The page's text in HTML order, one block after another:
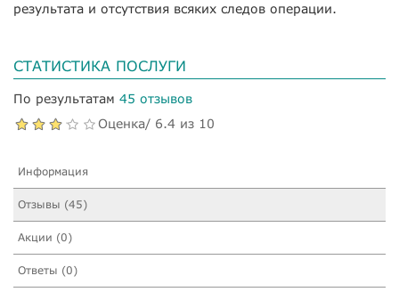
результата и отсутствия всяких следов операции.
СТАТИСТИКА ПОСЛУГИ
По результатам 45 отзывов
Оценка/ 6.4 из 10
Информация
Отзывы (45)
Акции (0)
Ответы (0)